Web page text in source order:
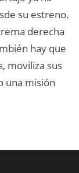
su estreno.
derecha
hay que
moviliza sus
una misión